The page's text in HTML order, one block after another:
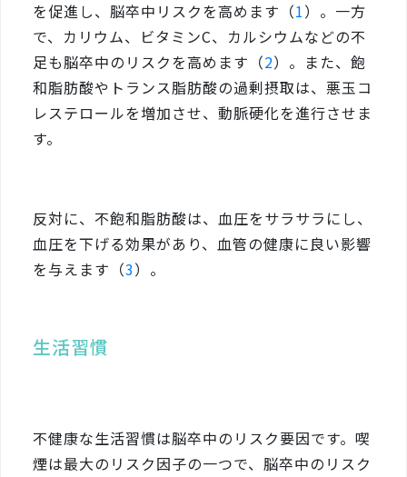
を促進し、脳卒中リスクを高めます（1）。一方
で、カリウム、ビタミンC、カルシウムなどの不
足も脳卒中のリスクを高めます（2）。また、飽
和脂肪酸やトランス脂肪酸の過剰摂取は、悪玉コ
レステロールを増加させ、動脈硬化を進行させま
す。
反対に、不飽和脂肪酸は、血圧をサラサラにし、
血圧を下げる効果があり、血管の健康に良い影響
を与えます（3）。
生活習慣
不健康な生活習慣は脳卒中のリスク要因です。喫
煙は最大のリスク因子の一つで、脳卒中のリスク